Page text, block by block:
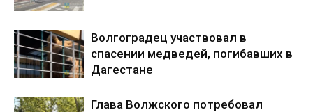
Волгоградец участвовал в
спасении медведей, погибавших в
Дагестане
Глава Волжского потребовал